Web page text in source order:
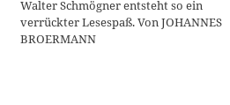
Walter Schmögner entsteht so ein
verrückter Lesespaß. Von JOHANNES
BROERMANN